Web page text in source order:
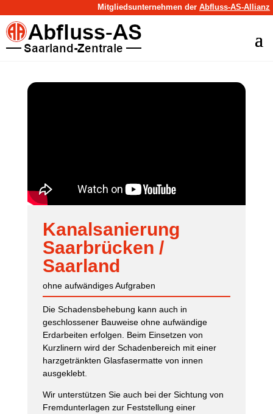
Mitgliedsunternehmen der Abfluss-AS-Allianz
Kanalsanierung
Saarbrücken /
Saarland
ohne aufwändiges Aufgraben
Die Schadensbehebung kann auch in
geschlossener Bauweise ohne aufwändige
Erdarbeiten erfolgen. Beim Einsetzen von
Kurzlinern wird der Schadenbereich mit einer
harzgetränkten Glasfasermatte von innen
ausgeklebt.
Wir unterstützen Sie auch bei der Sichtung von
Fremdunterlagen zur Feststellung einer